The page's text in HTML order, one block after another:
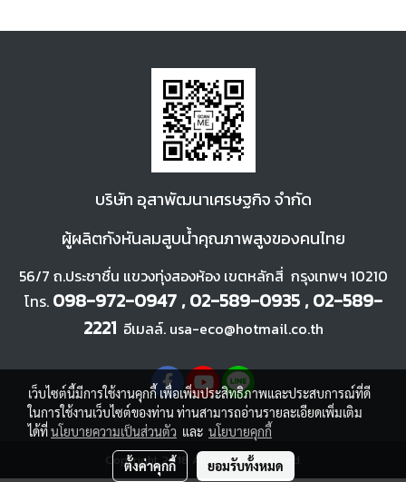
บริษัท อุสาพัฒนาเศรษฐกิจ จำกัด
ผู้ผลิตกังหันลมสูบน้ำคุณภาพสูงของคนไทย
56/7 ถ.ประชาชื่น แขวงทุ่งสองห้อง เขตหลักสี่ กรุงเทพฯ 10210
โทร. 098-972-0947 , 02-589-0935 , 02-589-
2221อีเมลล์. usa-eco@hotmail.co.th
Copyright 2018 All Rigths Reserved.
เว็บไซต์นี้มีการใช้งานคุกกี้ เพื่อเพิ่มประสิทธิภาพและประสบการณ์ที่ดี
ในการใช้งานเว็บไซต์ของท่าน ท่านสามารถอ่านรายละเอียดเพิ่มเติม
ได้ที่นโยบายความเป็นส่วนตัว และ นโยบายคุกกี้
ตั้งค่าคุกกี้ ยอมรับทั้งหมด